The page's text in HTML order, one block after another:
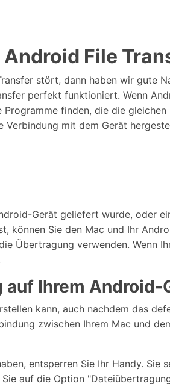
Android File
stört, dann haben wir gute
perfekt funktioniert. Wenn
finden, die die
Verbindung mit dem Gerät
Gerät geliefert wurde, oder
können Sie den Mac und Ihr
Übertragung verwenden. Wenn
Ihrem Android-
kann, auch nachdem das
zwischen Ihrem Mac und
entsperren Sie Ihr Handy. Sie
auf die Option